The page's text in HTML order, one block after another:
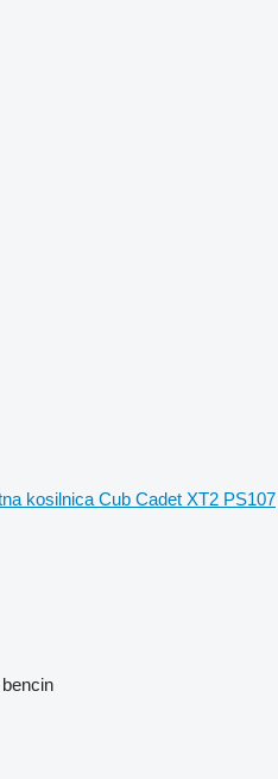
kosilnica Cub Cadet XT2 PS107
bencin